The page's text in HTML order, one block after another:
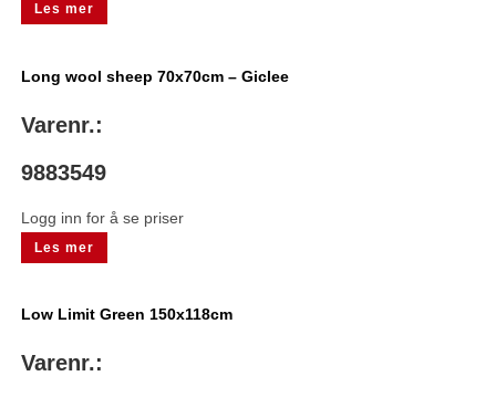
Les mer
Long wool sheep 70x70cm – Giclee
Varenr.:
9883549
Logg inn for å se priser
Les mer
Low Limit Green 150x118cm
Varenr.: